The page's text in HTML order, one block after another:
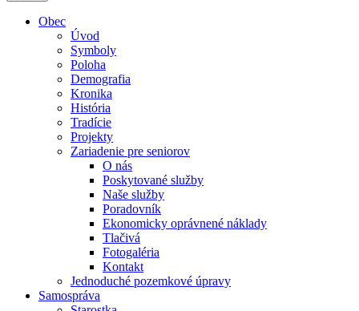
Obec
Úvod
Symboly
Poloha
Demografia
Kronika
História
Tradície
Projekty
Zariadenie pre seniorov
O nás
Poskytované služby
Naše služby
Poradovník
Ekonomicky oprávnené náklady
Tlačivá
Fotogaléria
Kontakt
Jednoduché pozemkové úpravy
Samospráva